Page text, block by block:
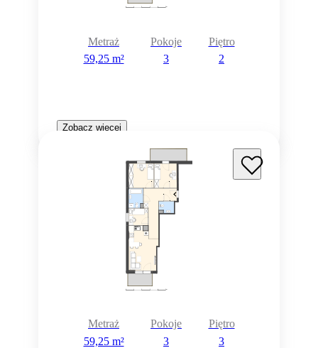
Metraż
59,25 m²
Pokoje
3
Piętro
2
Zobacz więcej
Metraż
59,25 m²
Pokoje
3
Piętro
3